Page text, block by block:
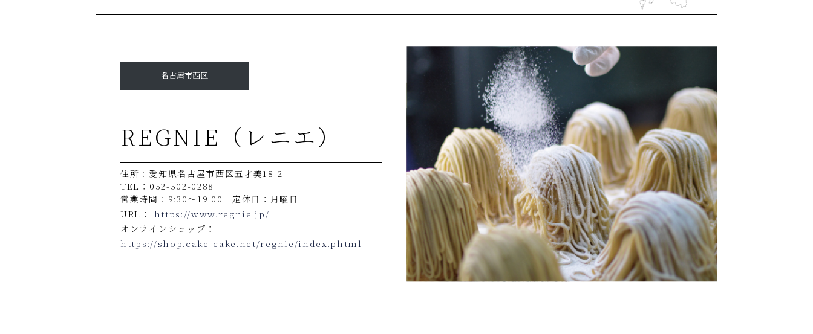
名古屋市西区
REGNIE（レニエ）
住所：愛知県名古屋市西区五才美18-2
TEL：052-502-0288
営業時間：9:30～19:00 定休日：月曜日
URL：
https://www.regnie.jp/
オンラインショップ：
https://shop.cake-cake.net/regnie/index.phtml